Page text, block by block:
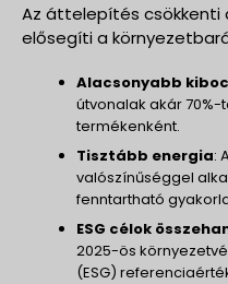
Az áttelepítés
elősegíti a
Alacsonyabb
útvonalak akár
termékenként.
Tisztább energia:
valószínűséggel
fenntartható
ESG célok
2025-ös
(ESG)